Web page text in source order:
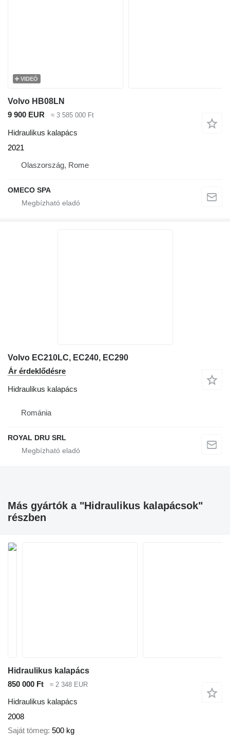
VIDEÓ
Volvo HB08LN
9 900 EUR
≈ 3 585 000 Ft
Hidraulikus kalapács
2021
Olaszország, Rome
OMECO SPA
Volvo EC210LC, EC240, EC290
Ár érdeklődésre
Hidraulikus kalapács
Románia
ROYAL DRU SRL
Más gyártók a "Hidraulikus kalapácsok"
részben
Hidraulikus kalapács
850 000 Ft
≈ 2 348 EUR
Hidraulikus kalapács
2008
Saját tömeg 500 kg